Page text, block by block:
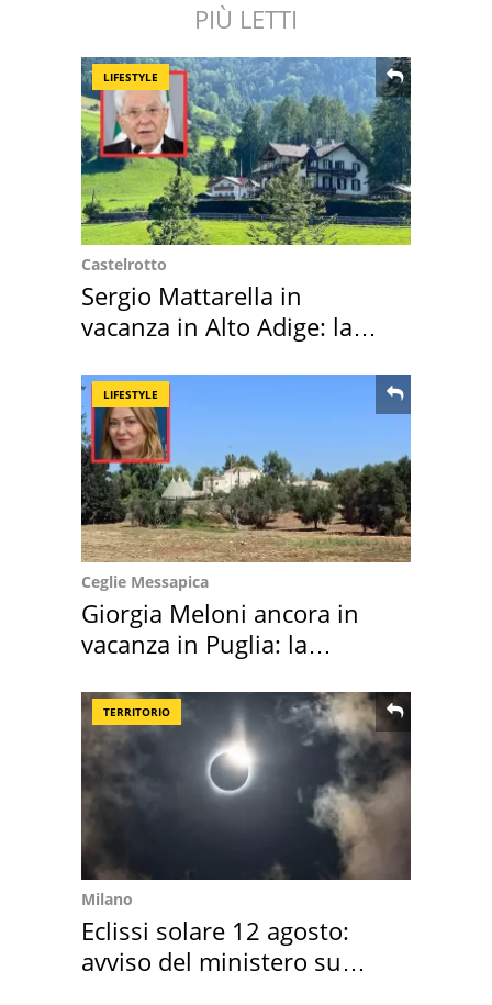
PIÙ LETTI
LIFESTYLE
Castelrotto
Sergio Mattarella in
vacanza in Alto Adige: la
LIFESTYLE
Ceglie Messapica
Giorgia Meloni ancora in
vacanza in Puglia: la
TERRITORIO
Milano
Eclissi solare 12 agosto:
avviso del ministero su